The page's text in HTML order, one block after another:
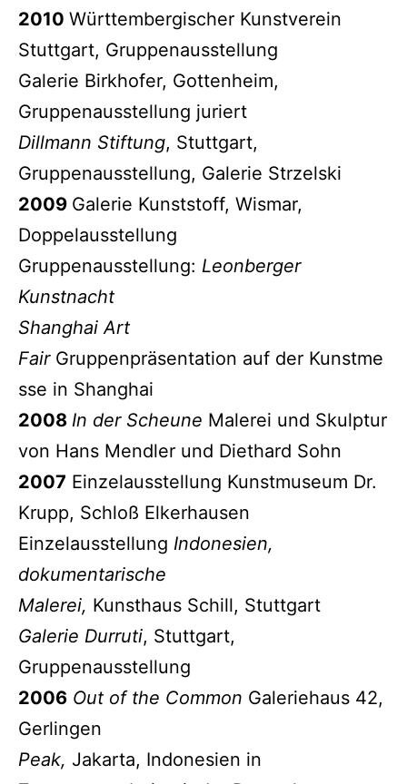
2010 Württembergischer Kunstverein
Stuttgart, Gruppenausstellung
Galerie Birkhofer, Gottenheim,
Gruppenausstellung juriert
Dillmann Stiftung, Stuttgart,
Gruppenausstellung, Galerie Strzelski
2009 Galerie Kunststoff, Wismar,
Doppelausstellung
Gruppenausstellung: Leonberger
Kunstnacht
Shanghai Art
Fair Gruppenpräsentation auf der Kunstme
sse in Shanghai
2008 In der Scheune Malerei und Skulptur
von Hans Mendler und Diethard Sohn
2007 Einzelausstellung Kunstmuseum Dr.
Krupp, Schloß Elkerhausen
Einzelausstellung Indonesien,
dokumentarische
Malerei, Kunsthaus Schill, Stuttgart
Galerie Durruti, Stuttgart,
Gruppenausstellung
2006 Out of the Common Galeriehaus 42,
Gerlingen
Peak, Jakarta, Indonesien in